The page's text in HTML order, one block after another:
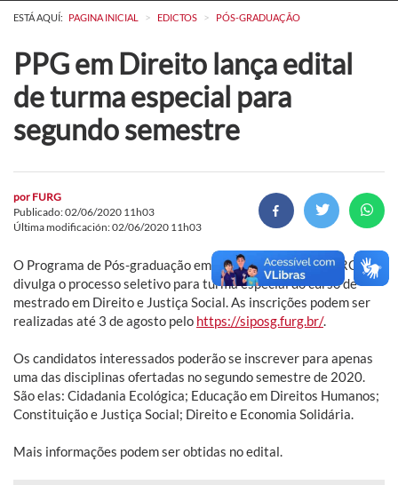
ESTÁ AQUÍ: PAGINA INICIAL > EDICTOS > PÓS-GRADUAÇÃO
PPG em Direito lança edital
de turma especial para
segundo semestre
por FURG
Publicado: 02/06/2020 11h03
Última modificación: 02/06/2020 11h03
O Programa de Pós-graduação em Direito (PPGD) da FURG
divulga o processo seletivo para turma especial do curso de
mestrado em Direito e Justiça Social. As inscrições podem ser
realizadas até 3 de agosto pelo https://siposg.furg.br/.
Os candidatos interessados poderão se inscrever para apenas
uma das disciplinas ofertadas no segundo semestre de 2020.
São elas: Cidadania Ecológica; Educação em Direitos Humanos;
Constituição e Justiça Social; Direito e Economia Solidária.
Mais informações podem ser obtidas no edital.